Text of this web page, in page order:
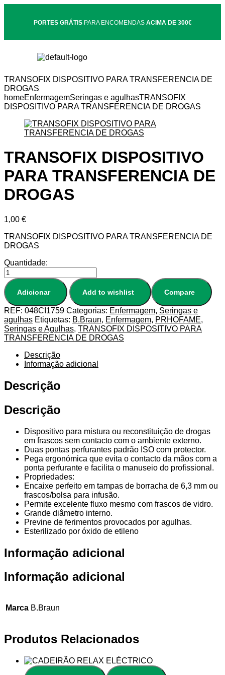
PORTES GRÁTISPARA ENCOMENDAS ACIMA DE 300€
TRANSOFIX DISPOSITIVO PARA TRANSFERENCIA DE
DROGAS
homeEnfermagemSeringas e agulhasTRANSOFIX
DISPOSITIVO PARA TRANSFERENCIA DE DROGAS
TRANSOFIX DISPOSITIVO
PARA TRANSFERENCIA DE
DROGAS
1,00 €
TRANSOFIX DISPOSITIVO PARA TRANSFERENCIA DE
DROGAS
Quantidade:
Adicionar Add to wishlist Compare
REF: 048CI1759 Categorias: Enfermagem, Seringas e
agulhas Etiquetas: B.Braun, Enfermagem, PRHOFAME,
Seringas e Agulhas, TRANSOFIX DISPOSITIVO PARA
TRANSFERENCIA DE DROGAS
Descrição
Informação adicional
Descrição
Descrição
Dispositivo para mistura ou reconstituição de drogas
em frascos sem contacto com o ambiente externo.
Duas pontas perfurantes padrão ISO com protector.
Pega ergonómica que evita o contacto da mãos com a
ponta perfurante e facilita o manuseio do profissional.
Propriedades:
Encaixe perfeito em tampas de borracha de 6,3 mm ou
frascos/bolsa para infusão.
Permite excelente fluxo mesmo com frascos de vidro.
Grande diâmetro interno.
Previne de ferimentos provocados por agulhas.
Esterilizado por óxido de etileno
Informação adicional
Informação adicional
Marca B.Braun
Produtos Relacionados